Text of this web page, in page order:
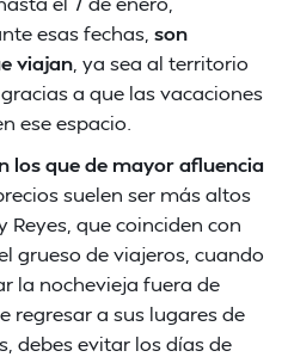
esas fechas, son
viajan , ya sea al territorio
a que las vacaciones
ese espacio.
los que de mayor afluencia
suelen ser más altos
Reyes, que coinciden con
grueso de viajeros, cuando
la nochevieja fuera de
regresar a sus lugares de
debes evitar los días de